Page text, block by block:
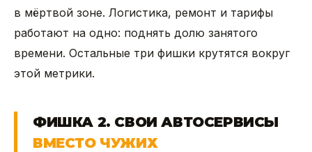
в мёртвой зоне. Логистика, ремонт и тарифы
работают на одно: поднять долю занятого
времени. Остальные три фишки крутятся вокруг
этой метрики.
ФИШКА 2. СВОИ АВТОСЕРВИСЫ
ВМЕСТО ЧУЖИХ